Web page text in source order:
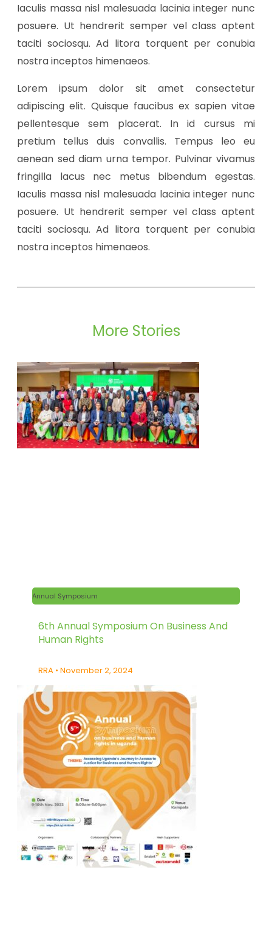
Iaculis massa nisl malesuada lacinia integer nunc
posuere. Ut hendrerit semper vel class aptent
taciti sociosqu. Ad litora torquent per conubia
nostra inceptos himenaeos.
Lorem ipsum dolor sit amet consectetur
adipiscing elit. Quisque faucibus ex sapien vitae
pellentesque sem placerat. In id cursus mi
pretium tellus duis convallis. Tempus leo eu
aenean sed diam urna tempor. Pulvinar vivamus
fringilla lacus nec metus bibendum egestas.
Iaculis massa nisl malesuada lacinia integer nunc
posuere. Ut hendrerit semper vel class aptent
taciti sociosqu. Ad litora torquent per conubia
nostra inceptos himenaeos.
More Stories
Annual Symposium
6th Annual Symposium On Business And
Human Rights
RRA November 2, 2024